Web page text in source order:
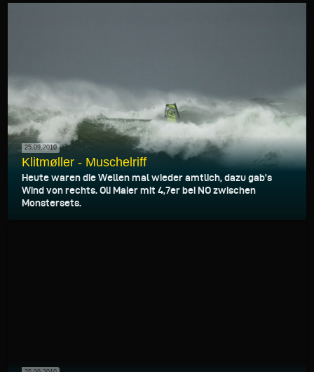
25.09.2010
Klitmøller - Muschelriff
Heute waren die Wellen mal wieder amtlich, dazu gab’s
Wind von rechts. Oli Maier mit 4,7er bei NO zwischen
Monstersets.